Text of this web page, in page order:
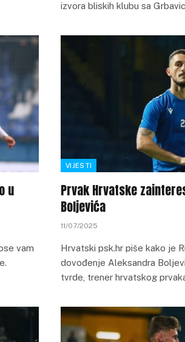
izvora bliskih klubu sa
u
vam
VIJESTI
Prvak Hrvatske
Boljevića
11/07/2025
Hrvatski psk.hr piše kako je
dovođenje Aleksandra
tvrde, trener hrvatskog